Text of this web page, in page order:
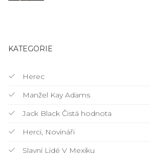
KATEGORIE
Herec
Manžel Kay Adams
Jack Black Čistá hodnota
Herci, Novináři
Slavní Lidé V Mexiku